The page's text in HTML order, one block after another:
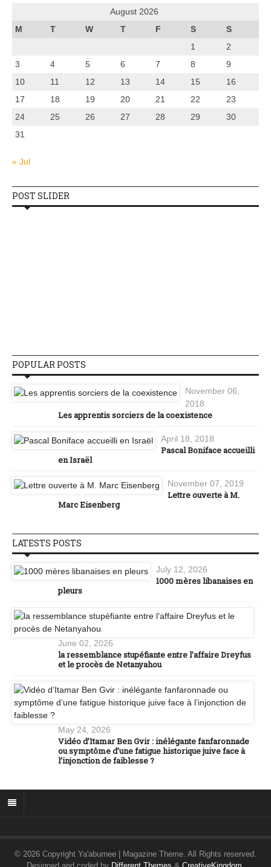
August 2026
M
T W T F S
S
1
2
3
4 5 6 7 8
9
10
11 12 13 14 15
16
17
18 19 20 21 22
23
24
25 26 27 28 29
30
31
« Jul
POST SLIDER
POPULAR POSTS
November 06,
2018
Les apprentis sorciers de la coexistence
April 18, 2018
Pascal Boniface accueilli
en Israël
November 07, 2019
Lettre ouverte à M.
Marc Eisenberg
LATESTS POSTS
July 12, 2026
1000 mères libanaises en
pleurs
June 02, 2026
la ressemblance stupéfiante entre l’affaire Dreyfus
et le procès de Netanyahou
May 24, 2026
Vidéo d’Itamar Ben Gvir : inélégante fanfaronnade
ou symptôme d’une fatigue historique juive face à
l’injonction de faiblesse ?
© 2026 Copyright Ya'aburnee | Magazine Theme. All Rights reserved.